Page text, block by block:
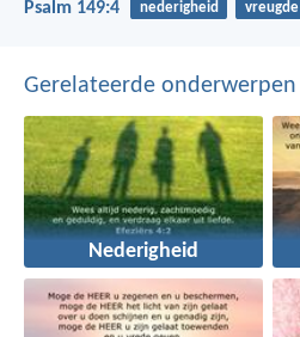
Psalm 149:4 nederigheid vreugde
Gerelateerde onderwerpen
Nederigheid